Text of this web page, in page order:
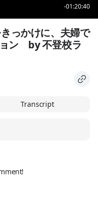
-01:20:40
っかけに、夫婦で
ン　by 不登校ラ
Transcript